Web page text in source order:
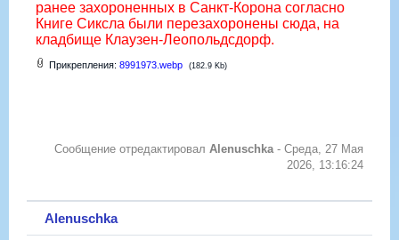
ранее захороненных в Санкт-Корона согласно
Книге Сиксла были перезахоронены сюда, на
кладбище Клаузен-Леопольдсдорф.
Прикрепления: 8991973.webp (182.9 Kb)
Сообщение отредактировал Alenuschka - Среда, 27 Мая
2026, 13:16:24
Alenuschka